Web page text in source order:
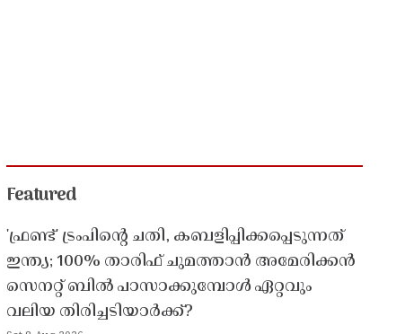
Featured
'ഫ്രണ്ട്' ട്രംപിന്റെ ചതി, കബളിപ്പിക്കപ്പെടുന്നത്
ഇന്ത്യ; 100% താരിഫ് ചുമത്താൻ അമേരിക്കൻ
സെനറ്റ് ബിൽ പാസാക്കുമ്പോൾ ഏറ്റവും
വലിയ തിരിച്ചടിയാർക്ക്?